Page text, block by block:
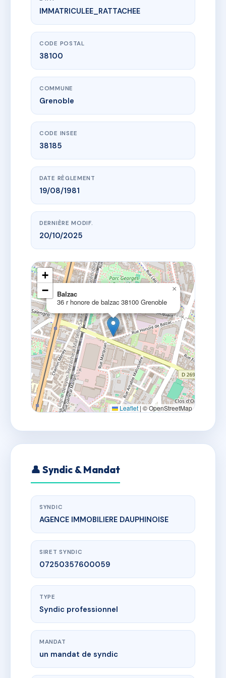
www.vme.plus/AC6031181
Balzac
36 r honore de balzac
IMMATRICULEE_RATTACHEE
CODE POSTAL
38100
COMMUNE
Grenoble
CODE INSEE
38185
DATE RÈGLEMENT
19/08/1981
DERNIÈRE MODIF.
20/10/2025
Balzac
36 r honore de balzac 38100 Grenoble
×
+
−
Leaflet | © OpenStreetMap
👤 Syndic & Mandat
SYNDIC
AGENCE IMMOBILIERE DAUPHINOISE
SIRET SYNDIC
07250357600059
TYPE
Syndic professionnel
MANDAT
un mandat de syndic